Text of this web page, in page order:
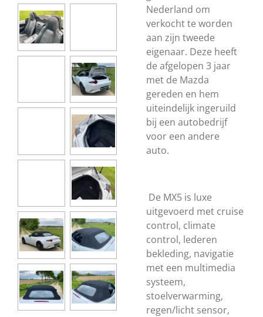
Nederland om
verkocht te worden
aan zijn tweede
eigenaar. Deze heeft
de afgelopen 3 jaar
met de Mazda
gereden en hem
uiteindelijk ingeruild
bij een autobedrijf
voor een andere
auto.
De MX5 is luxe
uitgevoerd met cruise
control, climate
control, lederen
bekleding, navigatie
met een multimedia
systeem,
stoelverwarming,
regen/licht sensor,